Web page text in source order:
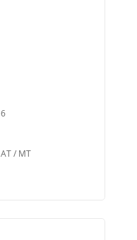
6
AT / MT